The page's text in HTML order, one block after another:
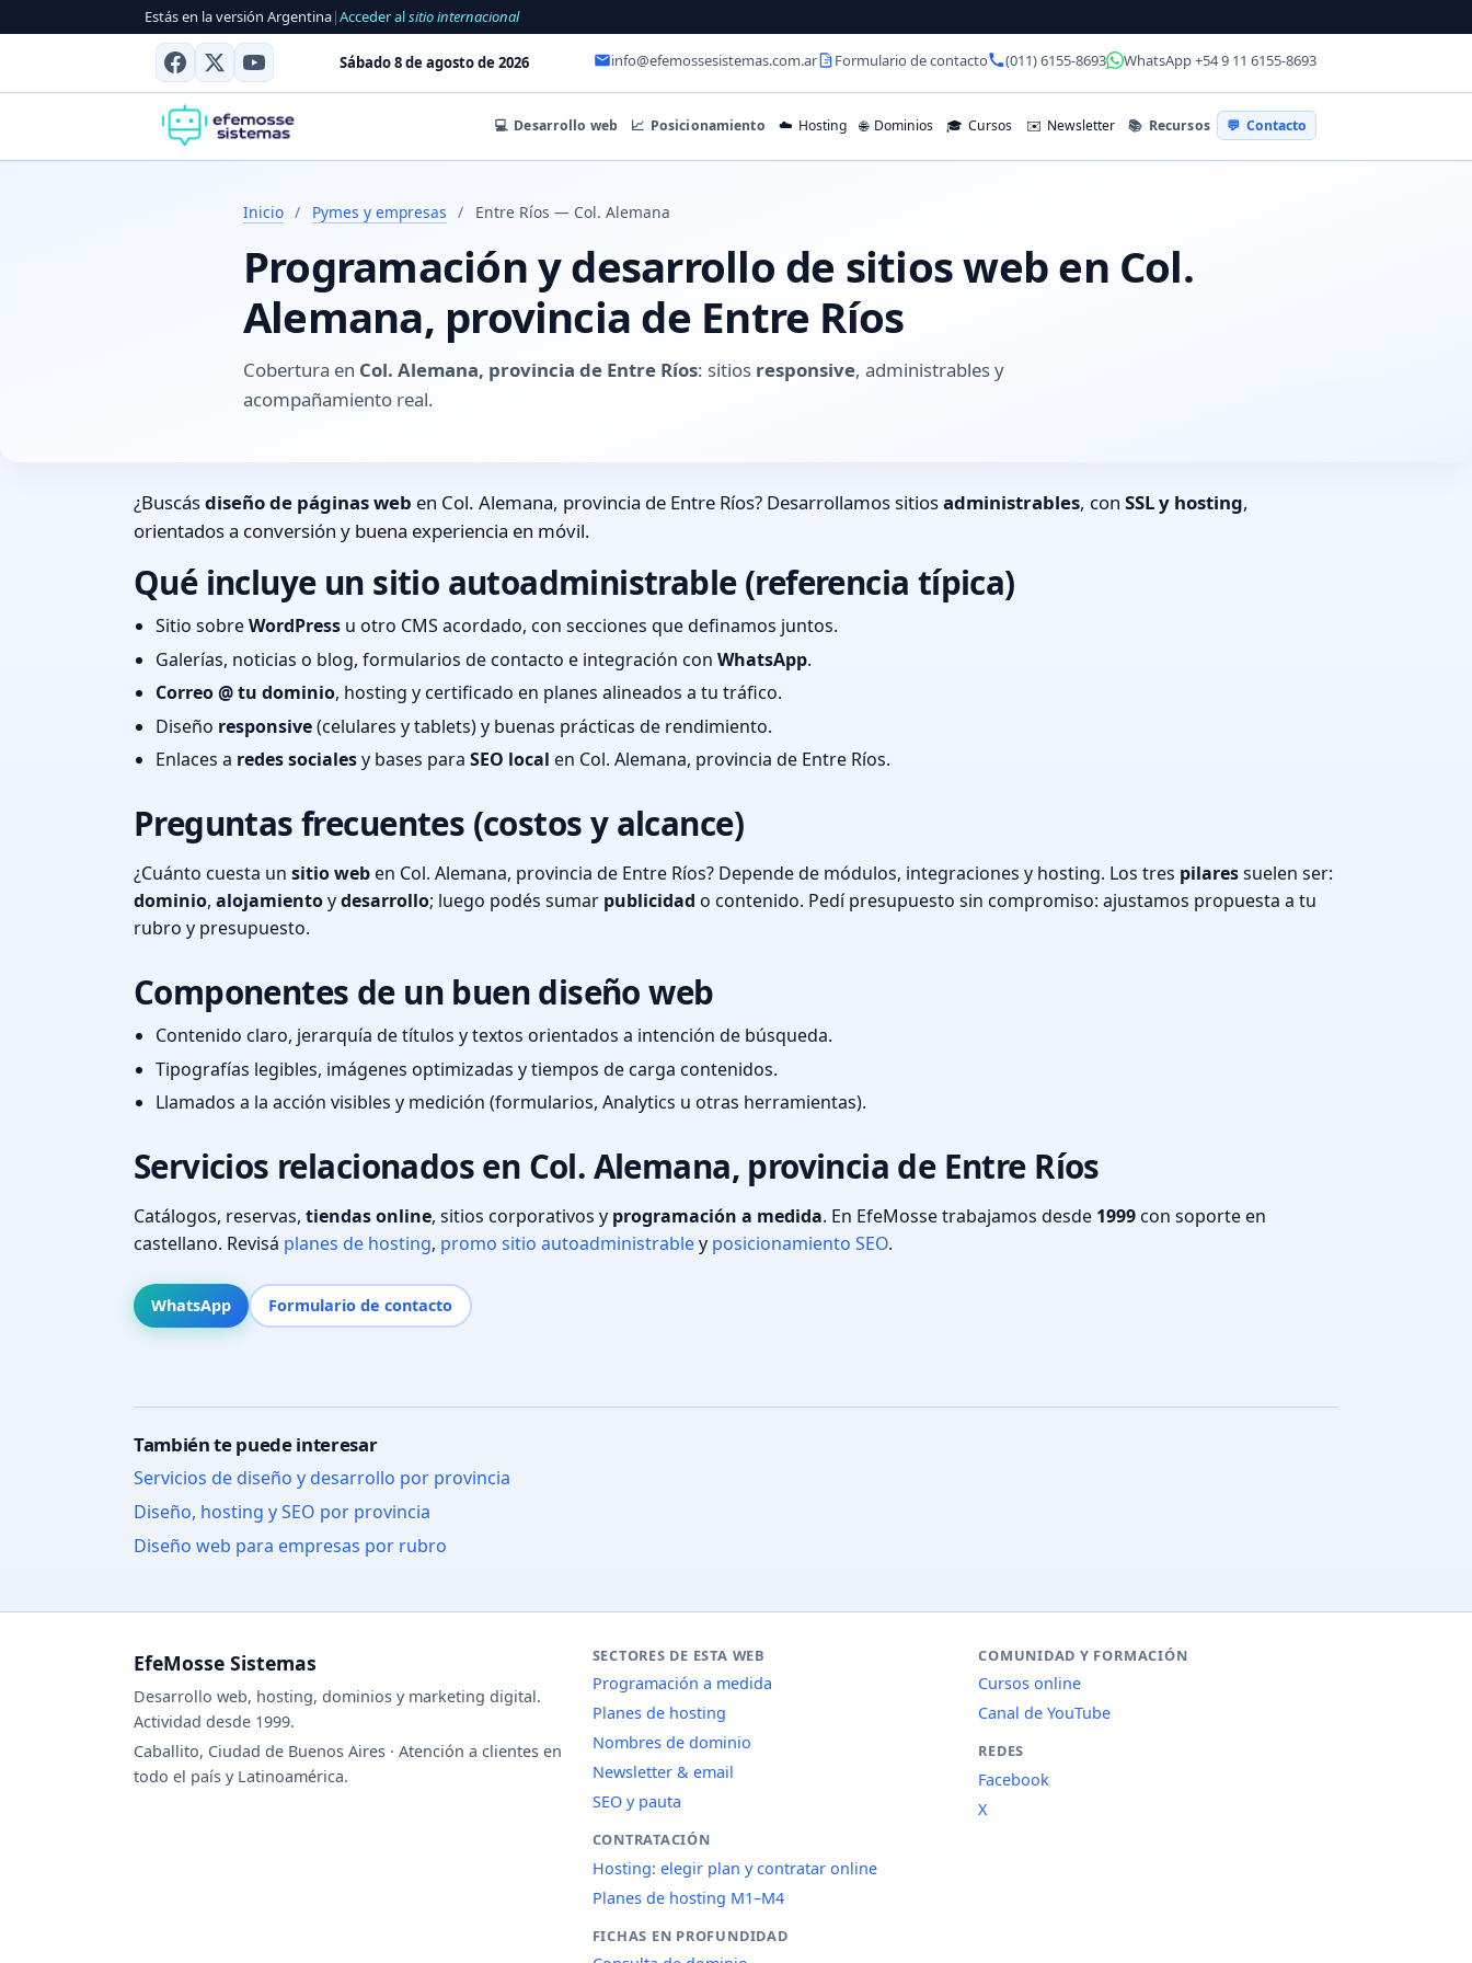
Estás en la versión Argentina|Acceder alsitio internacional
Sábado 8 de agosto de 2026 info@efemossesistemas.com.ar Formulario de contacto (011) 6155-8693 WhatsApp +54 9 11 6155-8693
💻 Desarrollo web 📈 Posicionamiento ☁️ Hosting 🌐 Dominios 🎓 Cursos ✉️ Newsletter 📚 Recursos 💬 Contacto
Inicio / Pymes y empresas / Entre Ríos — Col. Alemana
Programación y desarrollo de sitios web en Col.
Alemana, provincia de Entre Ríos
Cobertura en Col. Alemana, provincia de Entre Ríos: sitios responsive, administrables y
acompañamiento real.
¿Buscásdiseño de páginas web en Col. Alemana, provincia de Entre Ríos? Desarrollamos sitiosadministrables, con SSL y hosting,
orientados a conversión y buena experiencia en móvil.
Qué incluye un sitio autoadministrable (referencia típica)
Sitio sobreWordPress u otro CMS acordado, con secciones que definamos juntos.
Galerías, noticias o blog, formularios de contacto e integración con WhatsApp.
Correo @ tu dominio, hosting y certificado en planes alineados a tu tráfico.
Diseño responsive(celulares y tablets) y buenas prácticas de rendimiento.
Enlaces a redes socialesy bases para SEO local en Col. Alemana, provincia de Entre Ríos.
Preguntas frecuentes (costos y alcance)
¿Cuánto cuesta un sitio weben Col. Alemana, provincia de Entre Ríos? Depende de módulos, integraciones y hosting. Los tres pilaressuelen ser:
dominio, alojamientoydesarrollo; luego podés sumar publicidad o contenido. Pedí presupuesto sin compromiso: ajustamos propuesta a tu
rubro y presupuesto.
Componentes de un buen diseño web
Contenido claro, jerarquía de títulos y textos orientados a intención de búsqueda.
Tipografías legibles, imágenes optimizadas y tiempos de carga contenidos.
Llamados a la acción visibles y medición (formularios, Analytics u otras herramientas).
Servicios relacionados en Col. Alemana, provincia de Entre Ríos
Catálogos, reservas, tiendas online, sitios corporativos y programación a medida. En EfeMosse trabajamos desde 1999con soporte en
castellano. Revisá planes de hosting, promo sitio autoadministrabley posicionamiento SEO.
WhatsApp Formulario de contacto
También te puede interesar
Servicios de diseño y desarrollo por provincia
Diseño, hosting y SEO por provincia
Diseño web para empresas por rubro
EfeMosse Sistemas
Desarrollo web, hosting, dominios y marketing digital.
Actividad desde 1999.
Caballito, Ciudad de Buenos Aires · Atención a clientes en
todo el país y Latinoamérica.
SECTORES DE ESTA WEB
Programación a medida
Planes de hosting
Nombres de dominio
Newsletter & email
SEO y pauta
CONTRATACIÓN
Hosting: elegir plan y contratar online
Planes de hosting M1–M4
FICHAS EN PROFUNDIDAD
COMUNIDAD Y FORMACIÓN
Cursos online
Canal de YouTube
REDES
Facebook
X